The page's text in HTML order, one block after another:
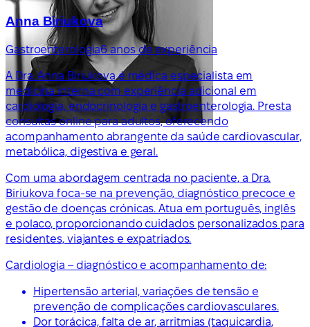
Anna Biriukova
Gastroenterologia6 anos de experiência
A Dra. Anna Biriukova é médica especialista em
medicina interna com experiência adicional em
cardiologia, endocrinologia e gastroenterologia. Presta
consultas online para adultos, oferecendo
acompanhamento abrangente da saúde cardiovascular,
metabólica, digestiva e geral.
Com uma abordagem centrada no paciente, a Dra.
Biriukova foca-se na prevenção, diagnóstico precoce e
gestão de doenças crónicas. Atua em português, inglês
e polaco, proporcionando cuidados personalizados para
residentes, viajantes e expatriados.
Cardiologia – diagnóstico e acompanhamento de:
Hipertensão arterial, variações de tensão e
prevenção de complicações cardiovasculares.
Dor torácica, falta de ar, arritmias (taquicardia,